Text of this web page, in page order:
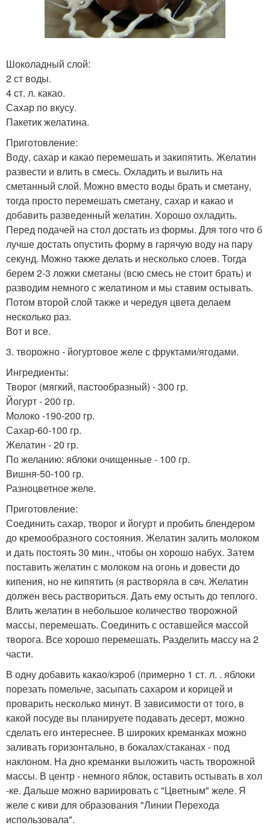
Шоколадный слой:
2 ст воды.
4 ст. л. какао.
Сахар по вкусу.
Пакетик желатина.
Приготовление:
Воду, сахар и какао перемешать и закипятить. Желатин
развести и влить в смесь. Охладить и вылить на
сметанный слой. Можно вместо воды брать и сметану,
тогда просто перемешать сметану, сахар и какао и
добавить разведенный желатин. Хорошо охладить.
Перед подачей на стол достать из формы. Для того что б
лучше достать опустить форму в гарячую воду на пару
секунд. Можно также делать и несколько слоев. Тогда
берем 2-3 ложки сметаны (всю смесь не стоит брать) и
разводим немного с желатином и мы ставим остывать.
Потом второй слой также и чередуя цвета делаем
несколько раз.
Вот и все.
3. творожно - йогуртовое желе с фруктами/ягодами.
Ингредиенты:
Творог (мягкий, пастообразный) - 300 гр.
Йогурт - 200 гр.
Молоко -190-200 гр.
Сахар-60-100 гр.
Желатин - 20 гр.
По желанию: яблоки очищенные - 100 гр.
Вишня-50-100 гр.
Разноцветное желе.
Приготовление:
Соединить сахар, творог и йогурт и пробить блендером
до кремообразного состояния. Желатин залить молоком
и дать постоять 30 мин., чтобы он хорошо набух. Затем
поставить желатин с молоком на огонь и довести до
кипения, но не кипятить (я растворяла в свч. Желатин
должен весь раствориться. Дать ему остыть до теплого.
Влить желатин в небольшое количество творожной
массы, перемешать. Соединить с оставшейся массой
творога. Все хорошо перемешать. Разделить массу на 2
части.
В одну добавить какао/кэроб (примерно 1 ст. л. . яблоки
порезать помельче, засыпать сахаром и корицей и
проварить несколько минут. В зависимости от того, в
какой посуде вы планируете подавать десерт, можно
сделать его интереснее. В широких креманках можно
заливать горизонтально, в бокалах/стаканах - под
наклоном. На дно креманки выложить часть творожной
массы. В центр - немного яблок, оставить остывать в хол
-ке. Дальше можно вариировать с "Цветным" желе. Я
желе с киви для образования "Линии Перехода
использовала".